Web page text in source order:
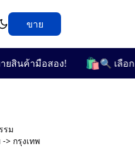
ขาย
มือสอง! 🛍️ 🔍 เลือกชมจ
รม
-> กรุงเทพ